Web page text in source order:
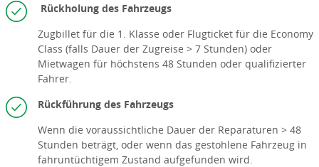
Rückholung des Fahrzeugs
Zugbillet für die 1. Klasse oder Flugticket für die Economy
Class (falls Dauer der Zugreise > 7 Stunden) oder
Mietwagen für höchstens 48 Stunden oder qualifizierter
Fahrer.
Rückführung des Fahrzeugs
Wenn die voraussichtliche Dauer der Reparaturen > 48
Stunden beträgt, oder wenn das gestohlene Fahrzeug in
fahruntüchtigem Zustand aufgefunden wird.